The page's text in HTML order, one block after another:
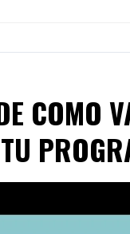
COMO